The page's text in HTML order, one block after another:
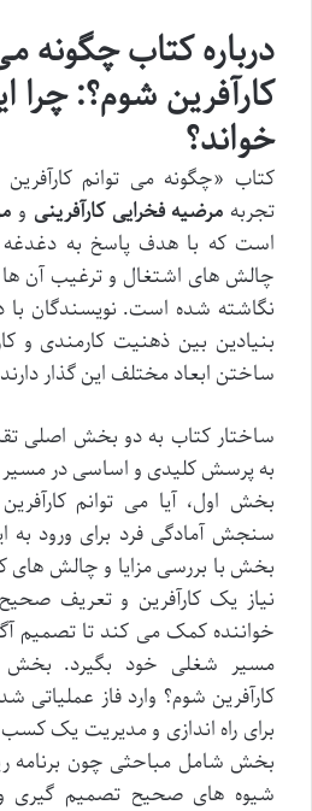
درباره کتاب چگونه
کارآفرین شوم؟: چرا
خواند؟
کتاب «چگونه می توانم
تجربه مرضیه فخرایی کارآفرینی و
است که با هدف پاسخ به دغدغه
چالش های اشتغال و ترغیب آن ها
نگاشته شده است. نویسندگان با
بنیادین بین ذهنیت کارمندی و
ساختن ابعاد مختلف این گذار
ساختار کتاب به دو بخش اصلی
به پرسش کلیدی و اساسی در مسیر
بخش اول، آیا می توانم
سنجش آمادگی فرد برای ورود به
بخش با بررسی مزایا و چالش های
نیاز یک کارآفرین و تعریف صحیح
خواننده کمک می کند تا تصمیم
مسیر شغلی خود بگیرد. بخش
کارآفرین شوم؟ وارد فاز عملیاتی
برای راه اندازی و مدیریت یک کسب
بخش شامل مباحثی چون برنامه
شیوه های صحیح تصمیم گیری